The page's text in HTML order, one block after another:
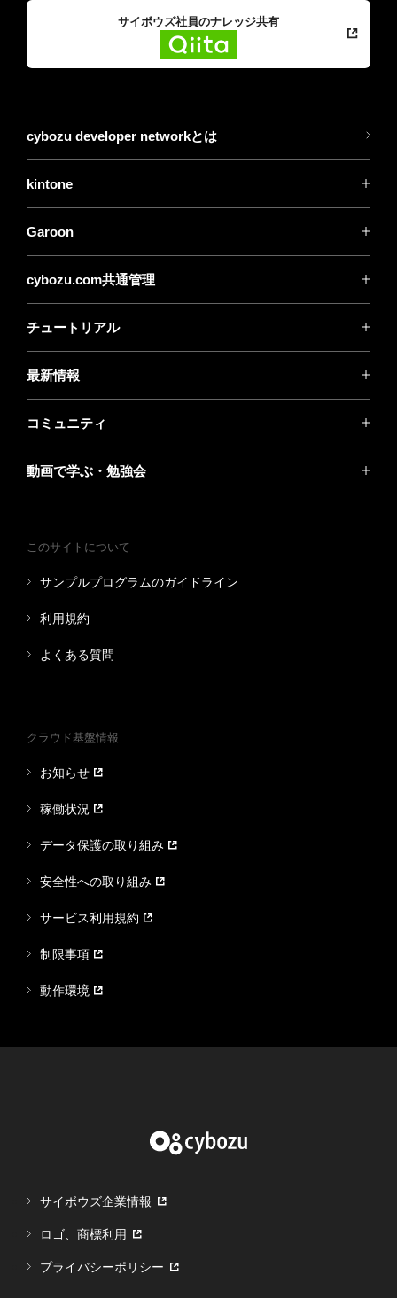
サイボウズ社員のナレッジ共有
cybozu developer networkとは
kintone
Garoon
cybozu.com共通管理
チュートリアル
最新情報
コミュニティ
動画で学ぶ・勉強会
このサイトについて
サンプルプログラムのガイドライン
利用規約
よくある質問
クラウド基盤情報
お知らせ
稼働状況
データ保護の取り組み
安全性への取り組み
サービス利用規約
制限事項
動作環境
サイボウズ企業情報
ロゴ、商標利用
プライバシーポリシー